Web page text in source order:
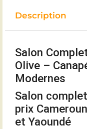
Description
Salon
Olive –
Modernes
Salon
prix
et Yaoundé